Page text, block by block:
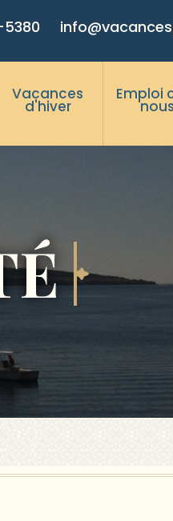
5380
Vacances
d'hiver
Emploi
nous